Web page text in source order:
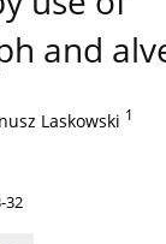
and
Laskowski 1
32